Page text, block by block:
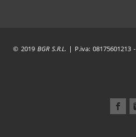
© 2019 BGR S.R.L. | P.iva: 08175601213 -